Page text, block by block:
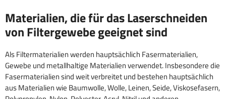
Materialien, die für das Laserschneiden
von Filtergewebe geeignet sind
Als Filtermaterialien werden hauptsächlich Fasermaterialien,
Gewebe und metallhaltige Materialien verwendet. Insbesondere die
Fasermaterialien sind weit verbreitet und bestehen hauptsächlich
aus Materialien wie Baumwolle, Wolle, Leinen, Seide, Viskosefasern,